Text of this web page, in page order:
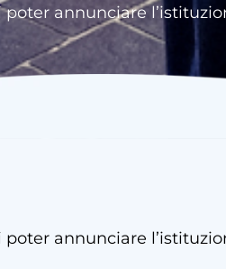
annunciare
poter annunciare